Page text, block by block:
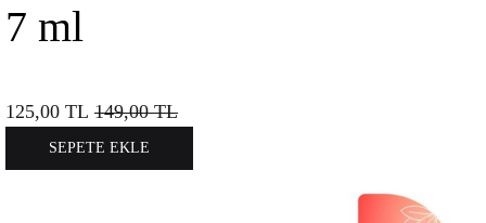
7 ml
125,00 TL 149,00TL
SEPETE EKLE